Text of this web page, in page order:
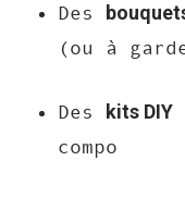
Des
(ou à
Des kits DIY
compo